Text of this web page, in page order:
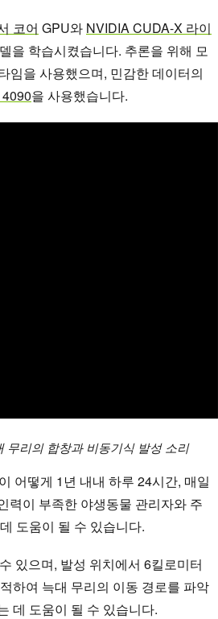
코어 GPU와 NVIDIA CUDA-X 라이
을 학습시켰습니다. 추론을 위해 모
임을 사용했으며, 민감한 데이터의
을 사용했습니다.
무리의 합창과 비동기식 발성 소리
어떻게 1년 내내 하루 24시간, 매일
력이 부족한 야생동물 관리자와 주
도움이 될 수 있습니다.
있으며, 발성 위치에서 6킬로미터
하여 늑대 무리의 이동 경로를 파악
데 도움이 될 수 있습니다.